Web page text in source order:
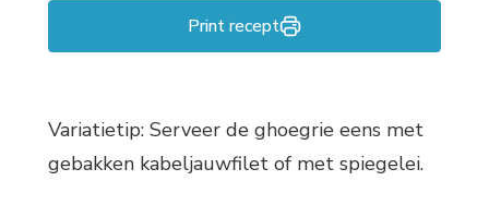
Print recept
Variatietip: Serveer de ghoegrie eens met
gebakken kabeljauwfilet of met spiegelei.